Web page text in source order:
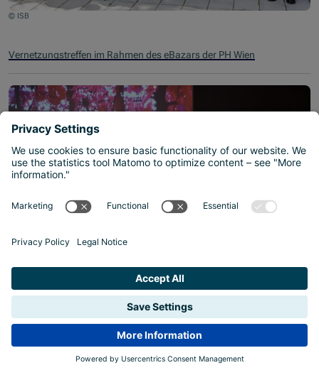
© ISB
Vernetzungstreffen im Rahmen des eBazars der PH Wien
© ISB
Innovationsdialog 2024